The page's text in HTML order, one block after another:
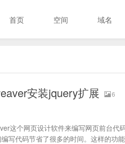
首页 空间 域名
安装jquery扩展
6
这个网页设计软件来编写网页前台代
写代码节省了很多的时间。这样的功